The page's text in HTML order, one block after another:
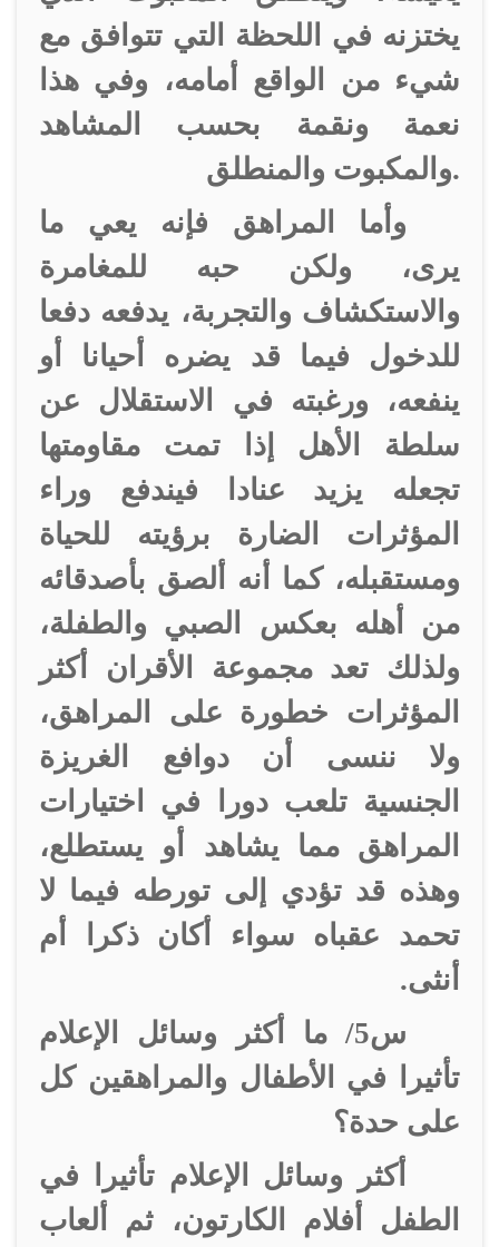
يختزنه في اللحظة التي تتوافق مع
شيء من الواقع أمامه، وفي هذا
نعمة ونقمة بحسب المشاهد
والمكبوت والمنطلق.
وأما المراهق فإنه يعي ما
يرى، ولكن حبه للمغامرة
والاستكشاف والتجربة، يدفعه دفعا
للدخول فيما قد يضره أحيانا أو
ينفعه، ورغبته في الاستقلال عن
سلطة الأهل إذا تمت مقاومتها
تجعله يزيد عنادا فيندفع وراء
المؤثرات الضارة برؤيته للحياة
ومستقبله، كما أنه ألصق بأصدقائه
من أهله بعكس الصبي والطفلة،
ولذلك تعد مجموعة الأقران أكثر
المؤثرات خطورة على المراهق،
ولا ننسى أن دوافع الغريزة
الجنسية تلعب دورا في اختيارات
المراهق مما يشاهد أو يستطلع،
وهذه قد تؤدي إلى تورطه فيما لا
تحمد عقباه سواء أكان ذكرا أم
أنثى.
س5/ ما أكثر وسائل الإعلام
تأثيرا في الأطفال والمراهقين كل
على حدة؟
أكثر وسائل الإعلام تأثيرا في
الطفل أفلام الكارتون، ثم ألعاب